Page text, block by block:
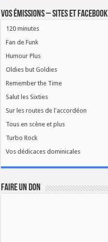
Vos émissions – Sites et Facebook
120 minutes
Fan de Funk
Humour Plus
Oldies but Goldies
Remember the Time
Salut les Sixties
Sur les routes de l'accordéon
Tous en scène et plus
Turbo Rock
Vos dédicaces dominicales
FAIRE UN DON